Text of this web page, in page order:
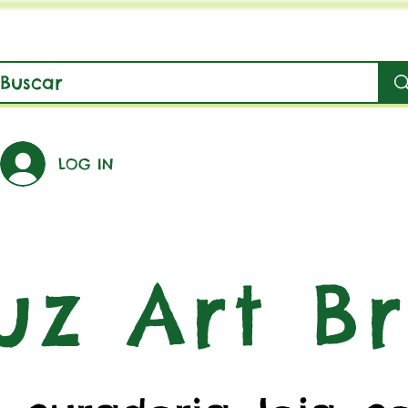
LOG IN
Art